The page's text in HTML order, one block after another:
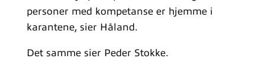
personer med kompetanse er hjemme i
karantene, sier Håland.
Det samme sier Peder Stokke.